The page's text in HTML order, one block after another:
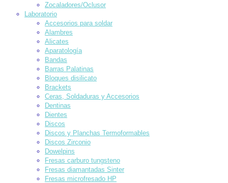
Zocaladores/Oclusor
Laboratorio
Accesorios para soldar
Alambres
Alicates
Aparatología
Bandas
Barras Palatinas
Bloques disilicato
Brackets
Ceras, Soldaduras y Accesorios
Dentinas
Dientes
Discos
Discos y Planchas Termoformables
Discos Zirconio
Dowelpins
Fresas carburo tungsteno
Fresas diamantadas Sinter
Fresas microfresado HP